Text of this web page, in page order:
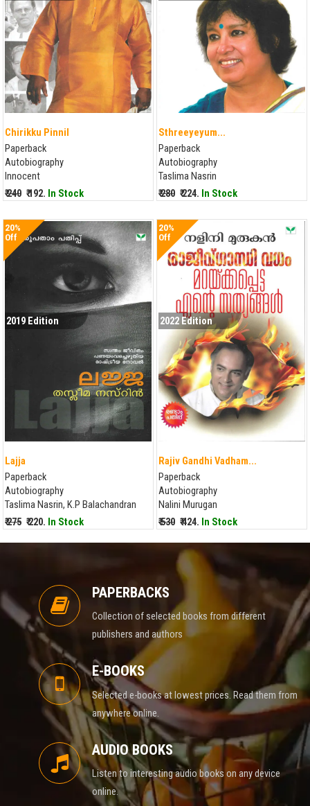
Chirikku Pinnil
Paperback
Autobiography
Innocent
₹ 240 ₹ 192. In Stock
Sthreeyeyum...
Paperback
Autobiography
Taslima Nasrin
₹ 280 ₹ 224. In Stock
20%
Off
2019 Edition
Lajja
Paperback
Autobiography
Taslima Nasrin, K.P Balachandran
₹ 275 ₹ 220. In Stock
20%
Off
2022 Edition
Rajiv Gandhi Vadham...
Paperback
Autobiography
Nalini Murugan
₹ 530 ₹ 424. In Stock
PAPERBACKS
Collection of selected books from different
publishers and authors
E-BOOKS
Selected e-books at lowest prices. Read them from
anywhere online.
AUDIO BOOKS
Listen to interesting audio books on any device
online.